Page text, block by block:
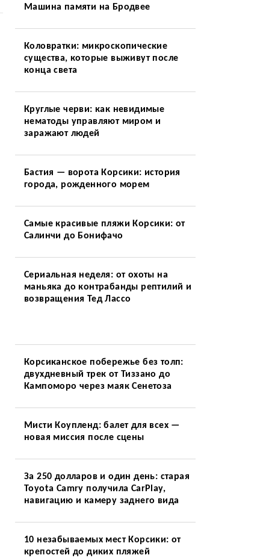
Машина памяти на Бродвее
Коловратки: микроскопические
существа, которые выживут после
конца света
Круглые черви: как невидимые
нематоды управляют миром и
заражают людей
Бастия — ворота Корсики: история
города, рожденного морем
Самые красивые пляжи Корсики: от
Салинчи до Бонифачо
Сериальная неделя: от охоты на
маньяка до контрабанды рептилий и
возвращения Тед Лассо
Корсиканское побережье без толп:
двухдневный трек от Тиззано до
Кампоморо через маяк Сенетоза
Мисти Коупленд: балет для всех —
новая миссия после сцены
За 250 долларов и один день: старая
Toyota Camry получила CarPlay,
навигацию и камеру заднего вида
10 незабываемых мест Корсики: от
крепостей до диких пляжей